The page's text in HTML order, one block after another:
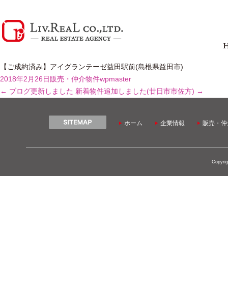
【ご成約済み】アイグランテーゼ益田駅前(島根県益田市)
2018年2月26日 販売・仲介物件wpmaster
← ブログ更新しました 新着物件追加しました(廿日市市佐方) →
ホーム 企業情報 販売・